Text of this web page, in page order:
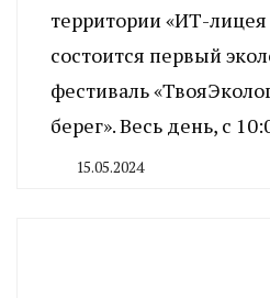
территории «ИТ-
состоится первый
фестиваль
берег». Весь день, с
15.05.2024